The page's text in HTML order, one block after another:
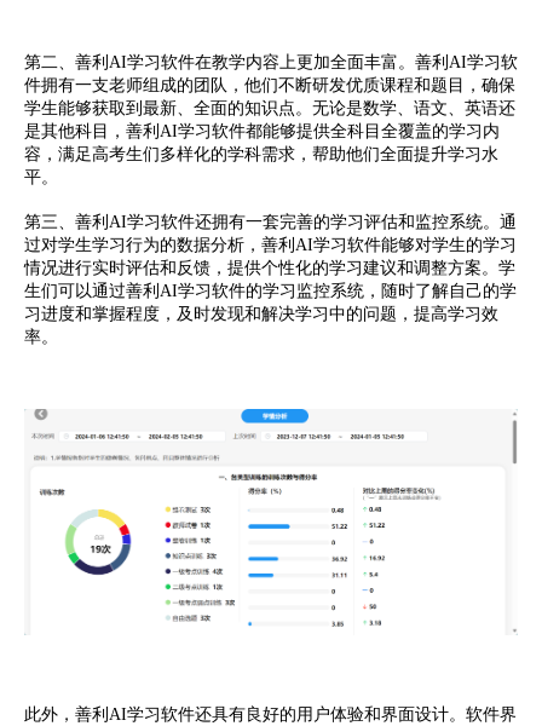
第二、善利AI学习软件在教学内容上更加全面丰富。善利AI学习软
件拥有一支老师组成的团队，他们不断研发优质课程和题目，确保
学生能够获取到最新、全面的知识点。无论是数学、语文、英语还
是其他科目，善利AI学习软件都能够提供全科目全覆盖的学习内
容，满足高考生们多样化的学科需求，帮助他们全面提升学习水
平。
第三、善利AI学习软件还拥有一套完善的学习评估和监控系统。通
过对学生学习行为的数据分析，善利AI学习软件能够对学生的学习
情况进行实时评估和反馈，提供个性化的学习建议和调整方案。学
生们可以通过善利AI学习软件的学习监控系统，随时了解自己的学
习进度和掌握程度，及时发现和解决学习中的问题，提高学习效
率。
此外，善利AI学习软件还具有良好的用户体验和界面设计。软件界